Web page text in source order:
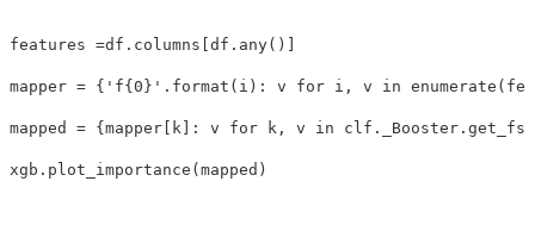
features =df.columns[df.any()]
mapper = {'f{0}'.format(i): v for i, v in
mapped = {mapper[k]: v for k, v in